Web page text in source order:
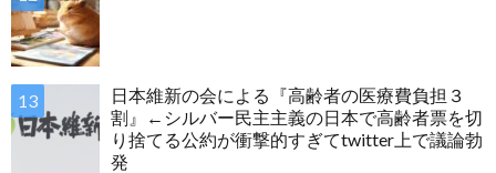
日本維新の会による『高齢者の医療費負担３
割』←シルバー民主主義の日本で高齢者票を切
り捨てる公約が衝撃的すぎてtwitter上で議論勃
発